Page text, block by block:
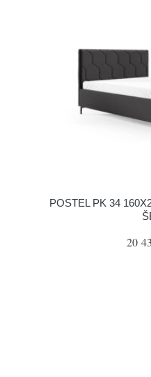
POSTEL PK 34
20